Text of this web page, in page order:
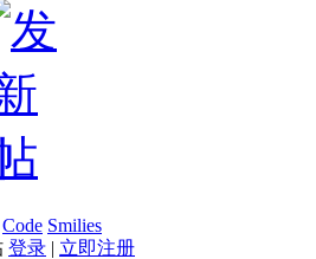
Code Smilies
登录 | 立即注册